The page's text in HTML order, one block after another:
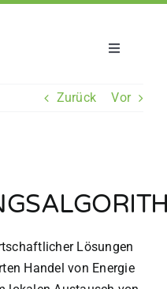
Toggle
Zurück Vor
Lösungen
Handel von Energie